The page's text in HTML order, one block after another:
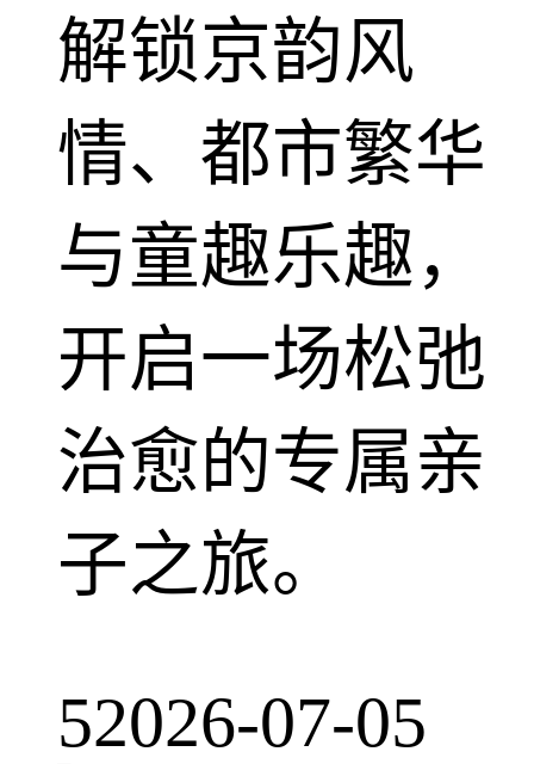
解锁京韵风
情、都市繁华
与童趣乐趣，
开启一场松弛
治愈的专属亲
子之旅。
52026-07-05